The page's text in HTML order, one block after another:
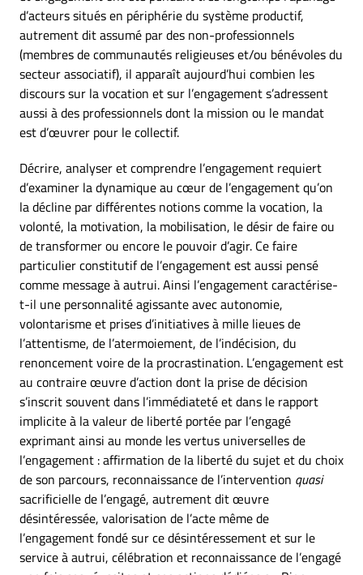
d’acteurs situés en périphérie du système productif,
autrement dit assumé par des non-professionnels
(membres de communautés religieuses et/ou bénévoles du
secteur associatif), il apparaît aujourd’hui combien les
discours sur la vocation et sur l’engagement s’adressent
aussi à des professionnels dont la mission ou le mandat
est d’œuvrer pour le collectif.
Décrire, analyser et comprendre l’engagement requiert
d’examiner la dynamique au cœur de l’engagement qu’on
la décline par différentes notions comme la vocation, la
volonté, la motivation, la mobilisation, le désir de faire ou
de transformer ou encore le pouvoir d’agir. Ce faire
particulier constitutif de l’engagement est aussi pensé
comme message à autrui. Ainsi l’engagement caractérise-
t-il une personnalité agissante avec autonomie,
volontarisme et prises d’initiatives à mille lieues de
l’attentisme, de l’atermoiement, de l’indécision, du
renoncement voire de la procrastination. L’engagement est
au contraire œuvre d’action dont la prise de décision
s’inscrit souvent dans l’immédiateté et dans le rapport
implicite à la valeur de liberté portée par l’engagé
exprimant ainsi au monde les vertus universelles de
l’engagement : affirmation de la liberté du sujet et du choix
de son parcours, reconnaissance de l’intervention quasi
sacrificielle de l’engagé, autrement dit œuvre
désintéressée, valorisation de l’acte même de
l’engagement fondé sur ce désintéressement et sur le
service à autrui, célébration et reconnaissance de l’engagé